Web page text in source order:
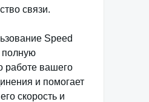
связи.
Speed
полную
вашего
и помогает
скорость и